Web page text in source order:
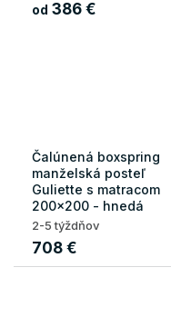
od 386 €
Čalúnená boxspring
manželská posteľ
Guliette s matracom
200x200 - hnedá
2-5 týždňov
708 €